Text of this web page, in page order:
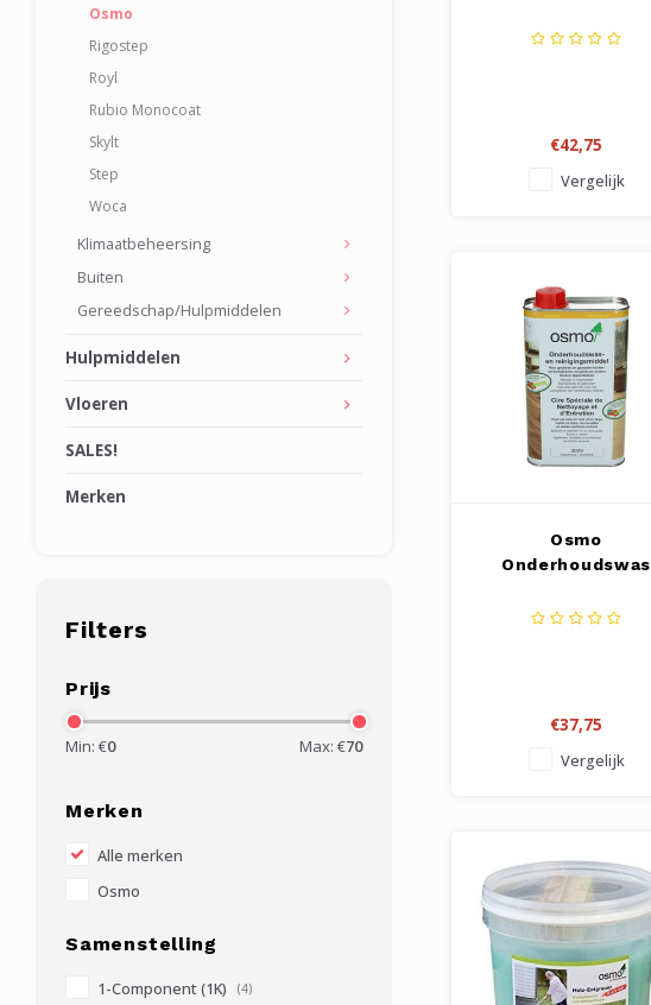
Osmo
Rigostep
Royl
Rubio Monocoat
Skylt
Step
Woca
Klimaatbeheersing
Buiten
Gereedschap/Hulpmiddelen
Hulpmiddelen
Vloeren
SALES!
Merken
Filters
Prijs
Min: €0 Max: €70
Merken
Alle merken
Osmo
Samenstelling
1-Component (1K) (4)
€42,75
Vergelijk
Osmo
Onderhoudswas
€37,75
Vergelijk